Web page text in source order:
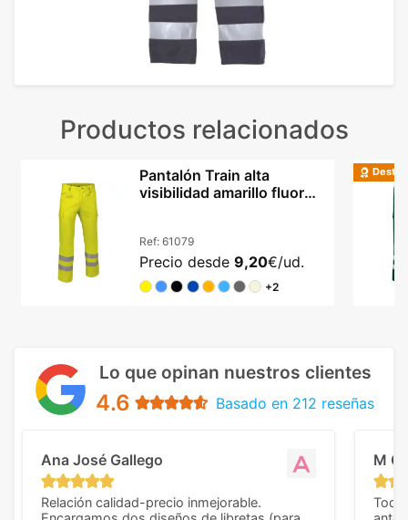
Productos relacionados
Pantalón Train alta
visibilidad amarillo fluor
Ref: 61079
Precio desde 9,20€/ud.
+2
Lo que opinan nuestros clientes
4.6 Basado en 212 reseñas
Ana José Gallego
Relación calidad-precio inmejorable.
M C
Todo